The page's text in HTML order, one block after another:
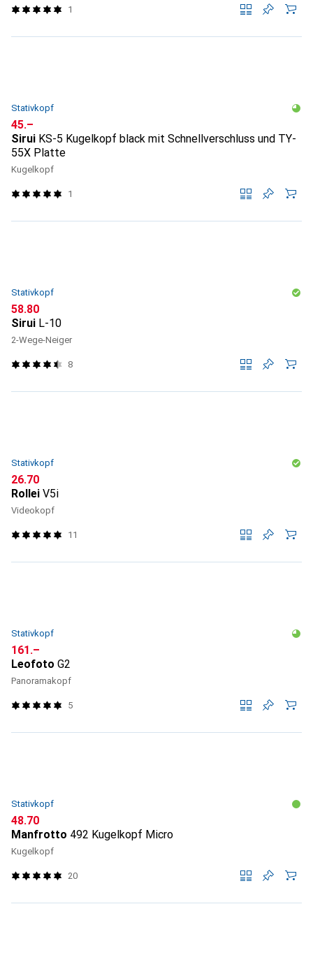
1
Stativkopf
CHF
45.–
Sirui KS-5 Kugelkopf black mit Schnellverschluss und TY-
55X Platte
Kugelkopf
1
Stativkopf
CHF
58.80
Sirui L-10
2-Wege-Neiger
8
Stativkopf
CHF
26.70
Rollei V5i
Videokopf
11
Stativkopf
CHF
161.–
Leofoto G2
Panoramakopf
5
Stativkopf
CHF
48.70
Manfrotto 492 Kugelkopf Micro
Kugelkopf
20